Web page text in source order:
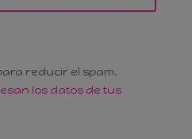
reducir el spam.
los datos de tus